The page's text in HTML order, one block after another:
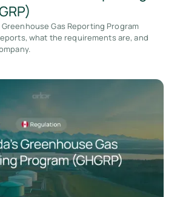
Gas Reporting Program
what the requirements are, and